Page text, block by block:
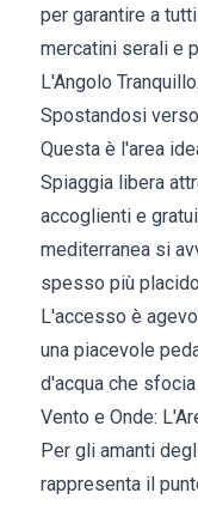
per garantire a
mercatini serali e
L'Angolo
Spostandosi
Questa è l'area
Spiaggia libera
accoglienti e
mediterranea si
spesso più
L'accesso è
una piacevole
d'acqua che
Vento e Onde:
Per gli amanti
rappresenta il